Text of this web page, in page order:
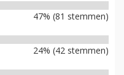
47% (81 stemmen)
24% (42 stemmen)